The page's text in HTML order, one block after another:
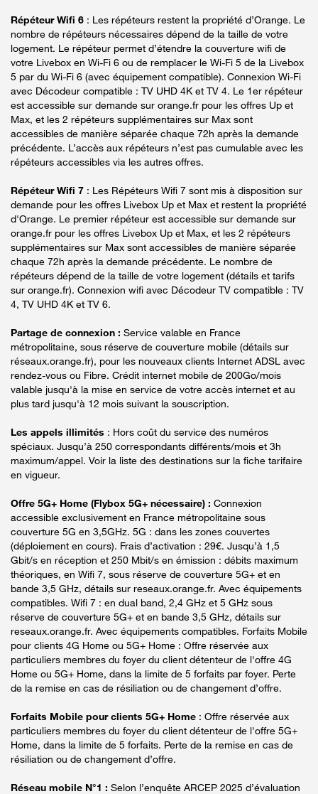
Répéteur Wifi 6 : Les répéteurs restent la propriété d’Orange. Le
nombre de répéteurs nécessaires dépend de la taille de votre
logement. Le répéteur permet d’étendre la couverture wifi de
votre Livebox en Wi-Fi 6 ou de remplacer le Wi-Fi 5 de la Livebox
5 par du Wi-Fi 6 (avec équipement compatible). Connexion Wi-Fi
avec Décodeur compatible : TV UHD 4K et TV 4. Le 1er répéteur
est accessible sur demande sur orange.fr pour les offres Up et
Max, et les 2 répéteurs supplémentaires sur Max sont
accessibles de manière séparée chaque 72h après la demande
précédente. L’accès aux répéteurs n’est pas cumulable avec les
répéteurs accessibles via les autres offres.
Répéteur Wifi 7 : Les Répéteurs Wifi 7 sont mis à disposition sur
demande pour les offres Livebox Up et Max et restent la propriété
d'Orange. Le premier répéteur est accessible sur demande sur
orange.fr pour les offres Livebox Up et Max, et les 2 répéteurs
supplémentaires sur Max sont accessibles de manière séparée
chaque 72h après la demande précédente. Le nombre de
répéteurs dépend de la taille de votre logement (détails et tarifs
sur orange.fr). Connexion wifi avec Décodeur TV compatible : TV
4, TV UHD 4K et TV 6.
Partage de connexion : Service valable en France
métropolitaine, sous réserve de couverture mobile (détails sur
réseaux.orange.fr), pour les nouveaux clients Internet ADSL avec
rendez-vous ou Fibre. Crédit internet mobile de 200Go/mois
valable jusqu'à la mise en service de votre accès internet et au
plus tard jusqu'à 12 mois suivant la souscription.
Les appels illimités : Hors coût du service des numéros
spéciaux. Jusqu’à 250 correspondants différents/mois et 3h
maximum/appel. Voir la liste des destinations sur la fiche tarifaire
en vigueur.
Offre 5G+ Home (Flybox 5G+ nécessaire) : Connexion
accessible exclusivement en France métropolitaine sous
couverture 5G en 3,5GHz. 5G : dans les zones couvertes
(déploiement en cours). Frais d’activation : 29€. Jusqu’à 1,5
Gbit/s en réception et 250 Mbit/s en émission : débits maximum
théoriques, en Wifi 7, sous réserve de couverture 5G+ et en
bande 3,5 GHz, détails sur reseaux.orange.fr. Avec équipements
compatibles. Wifi 7 : en dual band, 2,4 GHz et 5 GHz sous
réserve de couverture 5G+ et en bande 3,5 GHz, détails sur
reseaux.orange.fr. Avec équipements compatibles. Forfaits Mobile
pour clients 4G Home ou 5G+ Home : Offre réservée aux
particuliers membres du foyer du client détenteur de l'offre 4G
Home ou 5G+ Home, dans la limite de 5 forfaits par foyer. Perte
de la remise en cas de résiliation ou de changement d’offre.
Forfaits Mobile pour clients 5G+ Home : Offre réservée aux
particuliers membres du foyer du client détenteur de l'offre 5G+
Home, dans la limite de 5 forfaits. Perte de la remise en cas de
résiliation ou de changement d’offre.
Réseau mobile N°1 : Selon l’enquête ARCEP 2025 d’évaluation